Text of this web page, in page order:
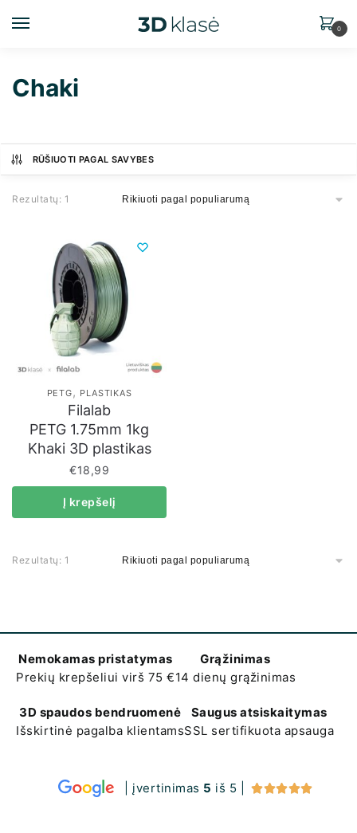
0
Chaki
RŪŠIUOTI PAGAL SAVYBES
Rezultatų: 1
PETG, PLASTIKAS
Filalab
PETG 1.75mm 1kg
Khaki 3D plastikas
€18,99
Į krepšelį
Rezultatų: 1
Nemokamas pristatymas
Prekių krepšeliui virš 75 €
Grąžinimas
14 dienų grąžinimas
3D spaudos bendruomenė
Išskirtinė pagalba klientams
Saugus atsiskaitymas
SSL sertifikuota apsauga
| įvertinimas 5 iš 5 | 